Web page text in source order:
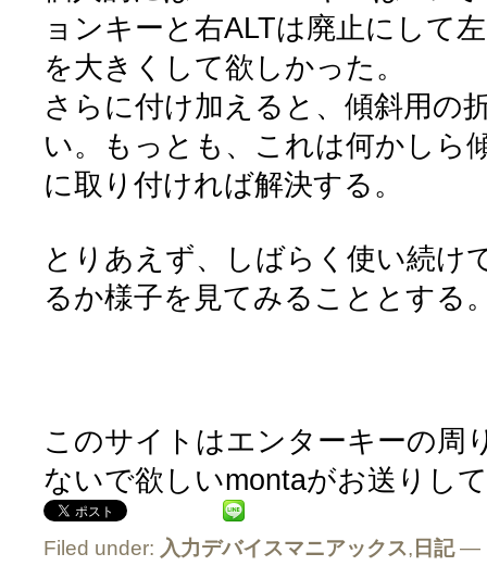
ョンキーと右ALTは廃止にして
を大きくして欲しかった。
さらに付け加えると、傾斜用の
い。もっとも、これは何かしら
に取り付ければ解決する。
とりあえず、しばらく使い続け
るか様子を見てみることとする
このサイトはエンターキーの周
ないで欲しいmontaがお送りし
Filed under: 入力デバイスマニアックス, 日記—